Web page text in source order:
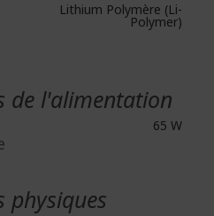
Lithium Polymère (Li-
Polymer)
de l'alimentation
65 W
physiques